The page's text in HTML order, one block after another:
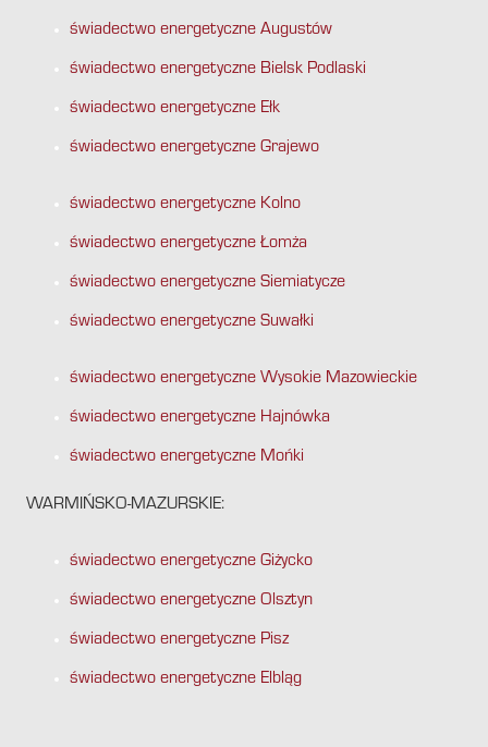
świadectwo energetyczne Augustów
świadectwo energetyczne Bielsk Podlaski
świadectwo energetyczne Ełk
świadectwo energetyczne Grajewo
świadectwo energetyczne Kolno
świadectwo energetyczne Łomża
świadectwo energetyczne Siemiatycze
świadectwo energetyczne Suwałki
świadectwo energetyczne Wysokie Mazowieckie
świadectwo energetyczne Hajnówka
świadectwo energetyczne Mońki
WARMIŃSKO-MAZURSKIE:
świadectwo energetyczne Giżycko
świadectwo energetyczne Olsztyn
świadectwo energetyczne Pisz
świadectwo energetyczne Elbląg